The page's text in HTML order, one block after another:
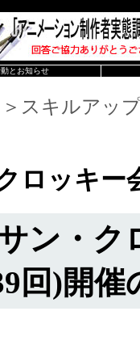
とお知らせ
＞スキルアッ
ロッキー
ン・
回)開